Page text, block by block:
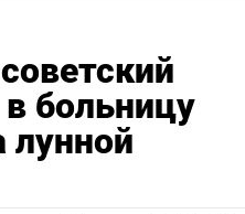
больницу
лунной